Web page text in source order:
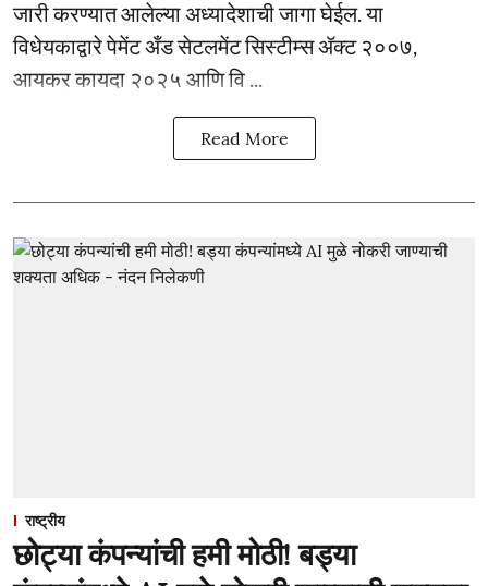
जारी करण्यात आलेल्या अध्यादेशाची जागा घेईल. या
विधेयकाद्वारे पेमेंट अँड सेटलमेंट सिस्टीम्स ॲक्ट २००७,
आयकर कायदा २०२५ आणि वि ...
Read More
राष्ट्रीय
छोट्या कंपन्यांची हमी मोठी! बड्या